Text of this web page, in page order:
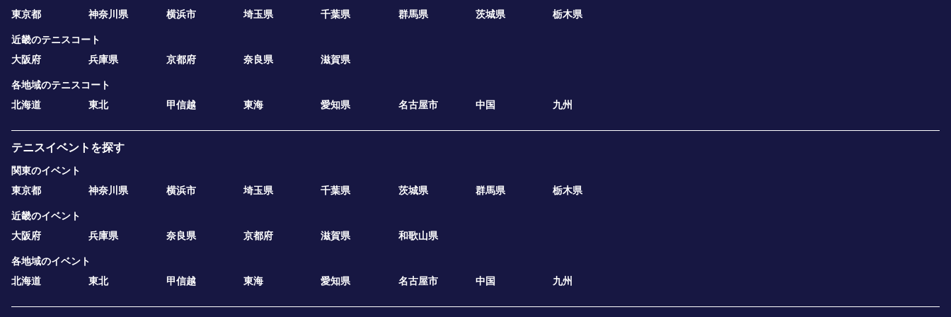
東京都 神奈川県 横浜市 埼玉県 千葉県 群馬県 茨城県 栃木県
近畿のテニスコート
大阪府
兵庫県 京都府 奈良県 滋賀県
各地域のテニスコート
北海道
東北 甲信越 東海 愛知県 名古屋市 中国 九州
テニスイベントを探す
関東のイベント
東京都
神奈川県 横浜市 埼玉県 千葉県 茨城県 群馬県 栃木県
近畿のイベント
大阪府
兵庫県 奈良県 京都府 滋賀県 和歌山県
各地域のイベント
北海道
東北 甲信越 東海 愛知県 名古屋市 中国 九州